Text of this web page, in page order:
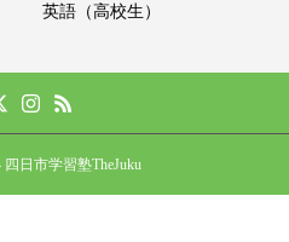
英語（高校生）
日市学習塾TheJuku